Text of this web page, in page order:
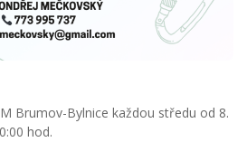
Brumov-Bylnice každou středu od 8.
hod.